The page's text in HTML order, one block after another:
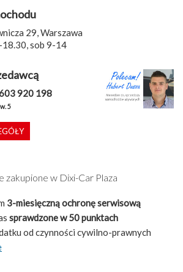
29, Warszawa
sob 9-14
920 198
5
zakupione w Dixi-Car Plaza
3-miesięczną ochronę serwisową
sprawdzone w 50 punktach
od czynności cywilno-prawnych